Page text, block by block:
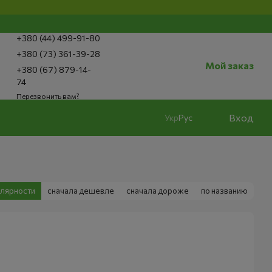
+380 (44) 499-91-80
+380 (73) 361-39-28
+380 (67) 879-14-
74
Перезвонить вам?
Мой заказ
УкрРус Вход
сначала дешевле сначала дороже по названию